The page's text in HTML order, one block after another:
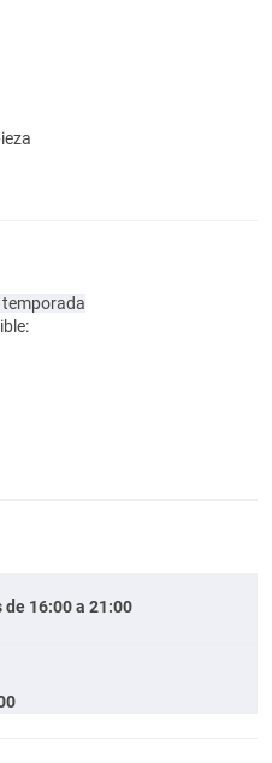
temporada
de 16:00 a 21:00